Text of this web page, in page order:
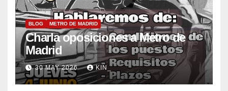
BLOG METRO DE MADRID
Charla oposiciones a Metro de
Madrid
30 MAY 2026 KIN_